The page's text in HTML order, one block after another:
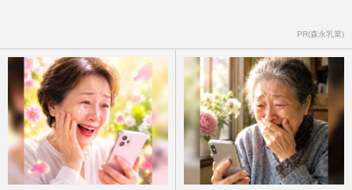
PR(森永乳業)